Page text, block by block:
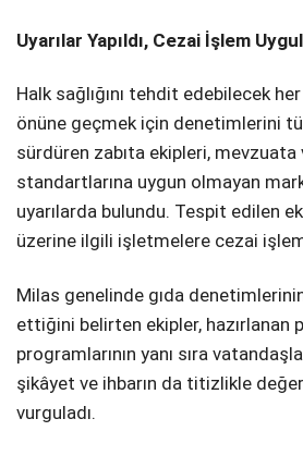
Uyarılar Yapıldı, Cezai İşlem
Halk sağlığını tehdit edebilecek
önüne geçmek için denetimlerini
sürdüren zabıta ekipleri, mevzuata
standartlarına uygun olmayan
uyarılarda bulundu. Tespit edilen
üzerine ilgili işletmelere cezai
Milas genelinde gıda
ettiğini belirten ekipler, hazırlanan
programlarının yanı sıra
şikâyet ve ihbarın da titizlikle
vurguladı.